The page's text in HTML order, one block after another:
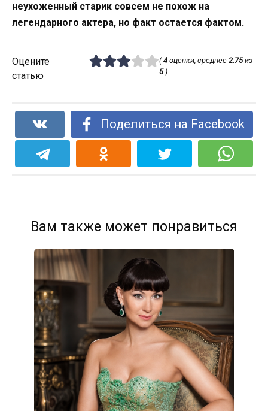
неухоженный старик совсем не похож на
легендарного актера, но факт остается фактом.
Оцените
статью
(4оценки, среднее 2.75из
5)
Поделиться на Facebook
Вам также может понравиться